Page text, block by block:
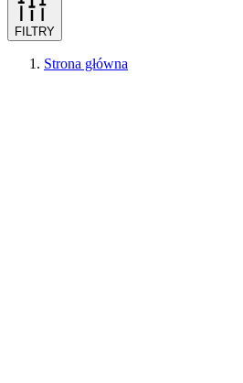
FILTRY
Strona główna